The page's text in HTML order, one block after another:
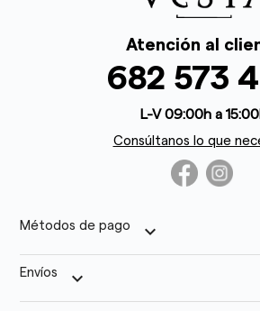
Atención al
682 573
L-V 09:00h a
Consúltanos lo que
Métodos de pago keyboard_arrow_down
Envíos keyboard_arrow_down